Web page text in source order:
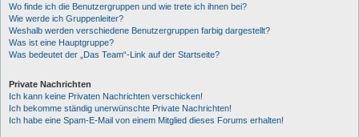
Wo finde ich die Benutzergruppen und wie trete ich ihnen bei?
Wie werde ich Gruppenleiter?
Weshalb werden verschiedene Benutzergruppen farbig dargestellt?
Was ist eine Hauptgruppe?
Was bedeutet der „Das Team“-Link auf der Startseite?
Private Nachrichten
Ich kann keine Privaten Nachrichten verschicken!
Ich bekomme ständig unerwünschte Private Nachrichten!
Ich habe eine Spam-E-Mail von einem Mitglied dieses Forums erhalten!